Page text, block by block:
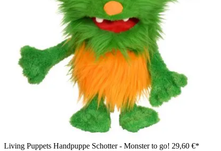
Living Puppets Handpuppe Schotter - Monster to go! 29,60 €*